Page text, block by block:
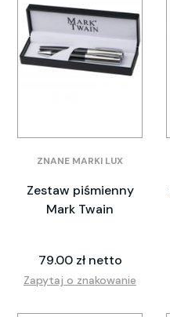
ZNANE MARKI LUX
Zestaw piśmienny
Mark Twain
79.00 zł netto
Zapytaj o znakowanie